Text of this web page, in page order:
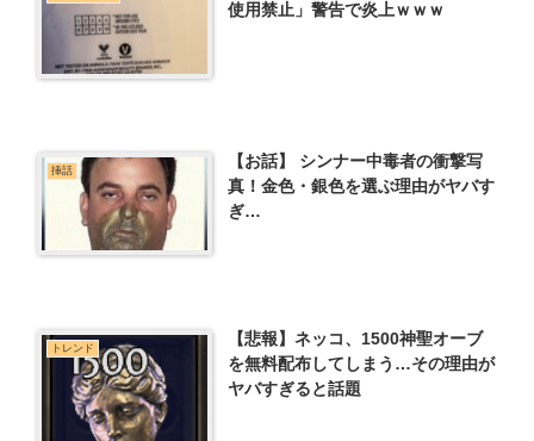
使用禁止」警告で炎上ｗｗｗ
挿話
【お話】 シンナー中毒者の衝撃写
真！金色・銀色を選ぶ理由がヤバす
ぎ…
トレンド
【悲報】ネッコ、1500神聖オーブ
を無料配布してしまう…その理由が
ヤバすぎると話題